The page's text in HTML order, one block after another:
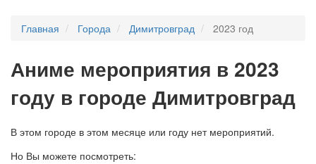
Главная Города Димитровград 2023 год
Аниме мероприятия в 2023
году в городе Димитровград
В этом городе в этом месяце или году нет мероприятий.
Но Вы можете посмотреть: